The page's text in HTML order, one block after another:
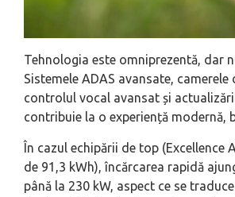
Tehnologia este omniprezentă, dar
Sistemele ADAS avansate, camerele
controlul vocal avansat și
contribuie la o experiență modernă,
În cazul echipării de top (Excellence
de 91,3 kWh), încărcarea rapidă
până la 230 kW, aspect ce se